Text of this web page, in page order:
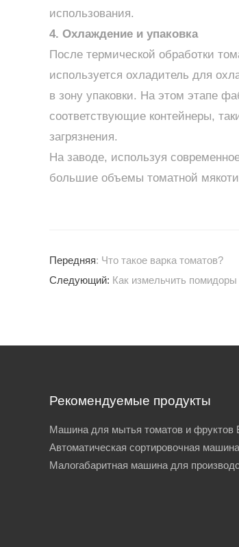
использования.
4. Охлаждение и упаковка
После термической обработки
используется охладитель для
в зону упаковки. На этом этапе
соответствующие контейнеры,
загрязнения.
На заводе, используя
большие объемы томатной
Передняя: Что такое варка томатов?
Следующий: Как измельчить
Рекомендуемые продукты